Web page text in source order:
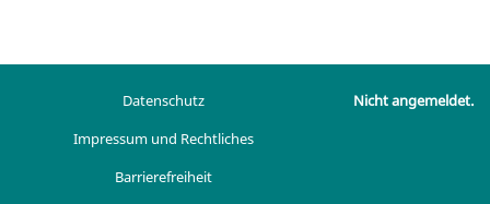
Datenschutz
Impressum und Rechtliches
Barrierefreiheit
Nicht angemeldet.